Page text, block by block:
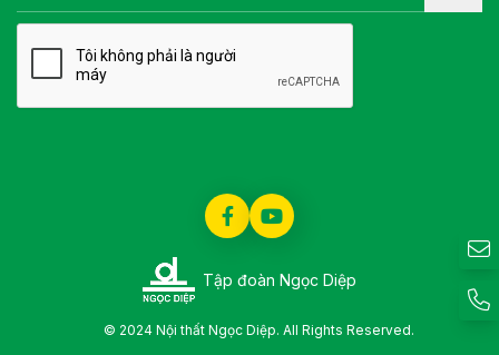
Tập đoàn Ngọc Diệp
© 2024 Nội thất Ngọc Diệp. All Rights Reserved.